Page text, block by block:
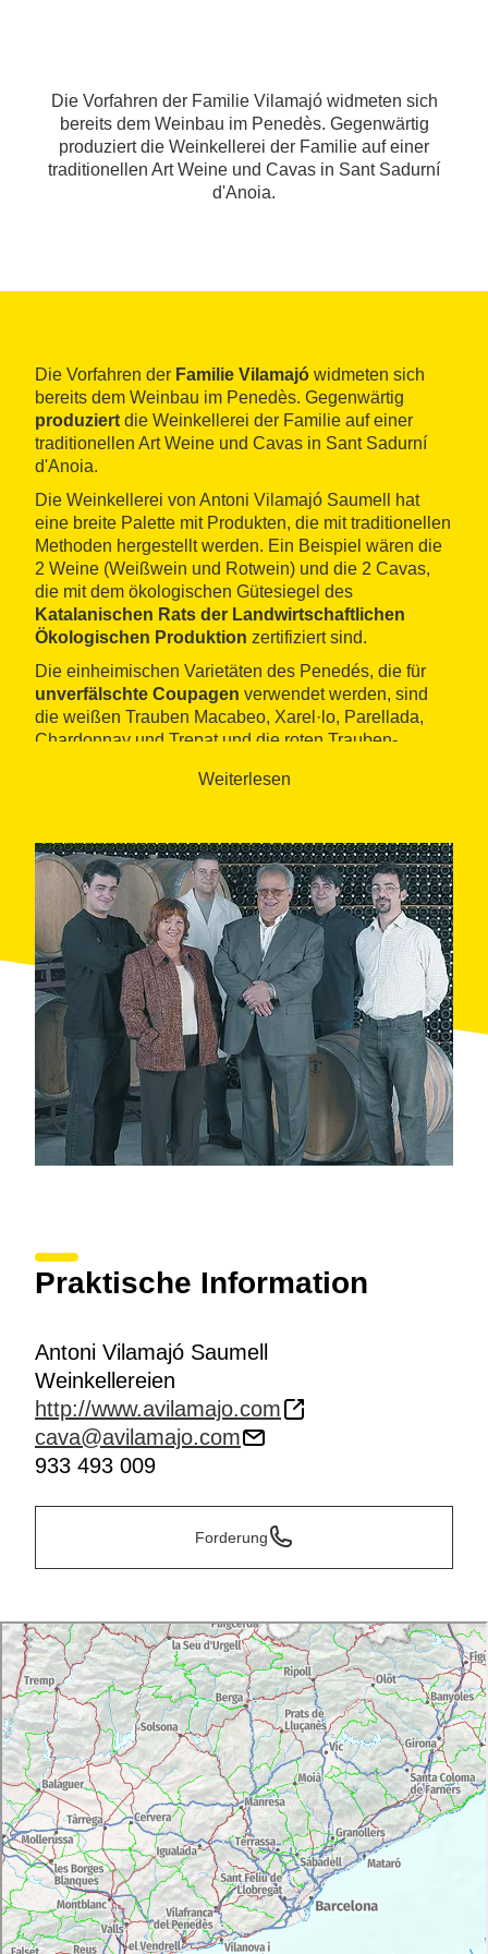
Die Vorfahren der Familie Vilamajó widmeten sich
bereits dem Weinbau im Penedès. Gegenwärtig
produziert die Weinkellerei der Familie auf einer
traditionellen Art Weine und Cavas in Sant Sadurní
d'Anoia.
Die Vorfahren der Familie Vilamajó widmeten sich
bereits dem Weinbau im Penedès. Gegenwärtig
produziert die Weinkellerei der Familie auf einer
traditionellen Art Weine und Cavas in Sant Sadurní
d'Anoia.
Die Weinkellerei von Antoni Vilamajó Saumell hat
eine breite Palette mit Produkten, die mit traditionellen
Methoden hergestellt werden. Ein Beispiel wären die
2 Weine (Weißwein und Rotwein) und die 2 Cavas,
die mit dem ökologischen Gütesiegel des
Katalanischen Rats der Landwirtschaftlichen
Ökologischen Produktion zertifiziert sind.
Die einheimischen Varietäten des Penedés, die für
unverfälschte Coupagen verwendet werden, sind
die weißen Trauben Macabeo, Xarel·lo, Parellada,
Chardonnay und Trepat und die roten Trauben-
französischer Eiche (aus Allier) als auch die dunklen
Lager, wo die Crianza-Rotweine und die Cavas ruhen,
stehen zur Verfügung derBesucher(mit
Terminvereinbarung). Die Mitglieder der Familie
Vilamajó erklären den Prozess der Weinbereitung und
sie bieten eine Verkostung ihrer Produkten.
Weiterlesen
Praktische Information
Antoni Vilamajó Saumell
Weinkellereien
http://www.avilamajo.com
cava@avilamajo.com
933 493 009
Forderung